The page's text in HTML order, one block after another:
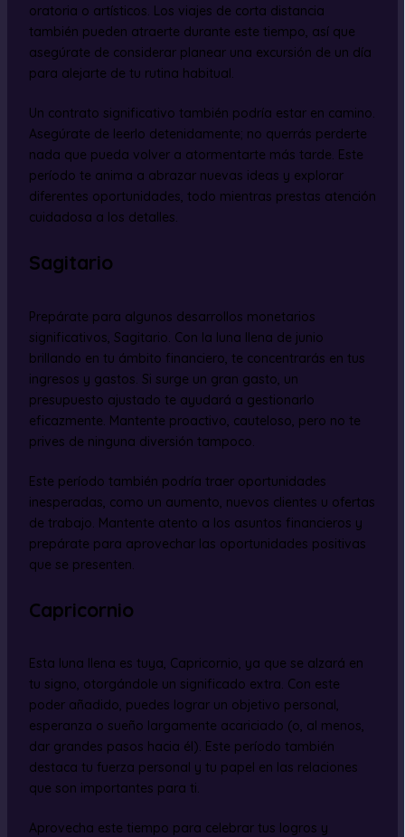
oratoria o artísticos. Los viajes de corta distancia
también pueden atraerte durante este tiempo, así que
asegúrate de considerar planear una excursión de un día
para alejarte de tu rutina habitual.
Un contrato significativo también podría estar en camino.
Asegúrate de leerlo detenidamente; no querrás perderte
nada que pueda volver a atormentarte más tarde. Este
período te anima a abrazar nuevas ideas y explorar
diferentes oportunidades, todo mientras prestas atención
cuidadosa a los detalles.
Sagitario
Prepárate para algunos desarrollos monetarios
significativos, Sagitario. Con la luna llena de junio
brillando en tu ámbito financiero, te concentrarás en tus
ingresos y gastos. Si surge un gran gasto, un
presupuesto ajustado te ayudará a gestionarlo
eficazmente. Mantente proactivo, cauteloso, pero no te
prives de ninguna diversión tampoco.
Este período también podría traer oportunidades
inesperadas, como un aumento, nuevos clientes u ofertas
de trabajo. Mantente atento a los asuntos financieros y
prepárate para aprovechar las oportunidades positivas
que se presenten.
Capricornio
Esta luna llena es tuya, Capricornio, ya que se alzará en
tu signo, otorgándole un significado extra. Con este
poder añadido, puedes lograr un objetivo personal,
esperanza o sueño largamente acariciado (o, al menos,
dar grandes pasos hacia él). Este período también
destaca tu fuerza personal y tu papel en las relaciones
que son importantes para ti.
Aprovecha este tiempo para celebrar tus logros y